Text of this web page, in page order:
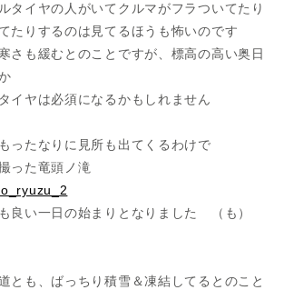
タイヤの人がいてクルマがフラついてたり
たりするのは見てるほうも怖いのです
さも緩むとのことですが、標高の高い奥日
イヤは必須になるかもしれません
ったなりに見所も出てくるわけで
った竜頭ノ滝
良い一日の始まりとなりました （も）
とも、ばっちり積雪＆凍結してるとのこと